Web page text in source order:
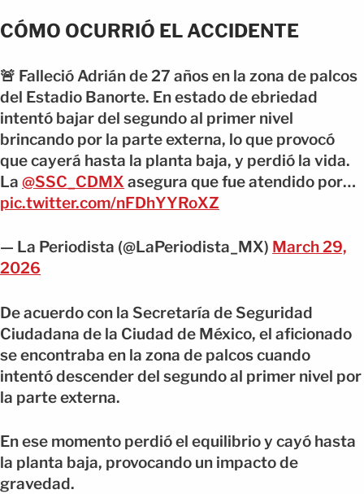
CÓMO OCURRIÓ EL ACCIDENTE
🚨 Falleció Adrián de 27 años en la zona de palcos
del Estadio Banorte. En estado de ebriedad
intentó bajar del segundo al primer nivel
brincando por la parte externa, lo que provocó
que cayerá hasta la planta baja, y perdió la vida.
La @SSC_CDMX asegura que fue atendido por…
pic.twitter.com/nFDhYYRoXZ
— La Periodista (@LaPeriodista_MX) March 29,
2026
De acuerdo con la Secretaría de Seguridad
Ciudadana de la Ciudad de México, el aficionado
se encontraba en la zona de palcos cuando
intentó descender del segundo al primer nivel por
la parte externa.
En ese momento perdió el equilibrio y cayó hasta
la planta baja, provocando un impacto de
gravedad.